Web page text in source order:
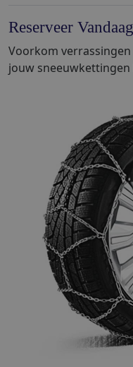
Reserveer
Voorkom
jouw sneeuwkettingen